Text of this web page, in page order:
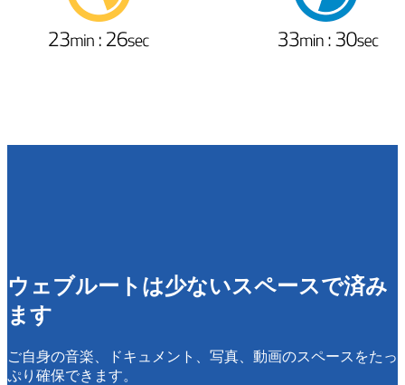
ウェブルートは少ないスペースで済み
ます
ご自身の音楽、ドキュメント、写真、動画のスペースをたっ
ぷり確保できます。